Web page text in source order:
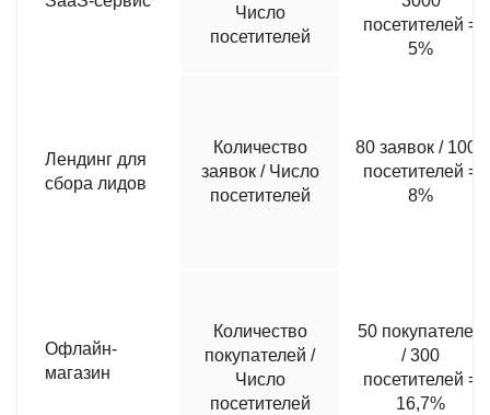
Число
посетителей
посетителей =
5%
Лендинг для
сбора лидов
Количество
заявок / Число
посетителей
80 заявок / 1000
посетителей =
8%
Офлайн-
магазин
Количество
покупателей /
Число
посетителей
50 покупателей
/ 300
посетителей =
16,7%